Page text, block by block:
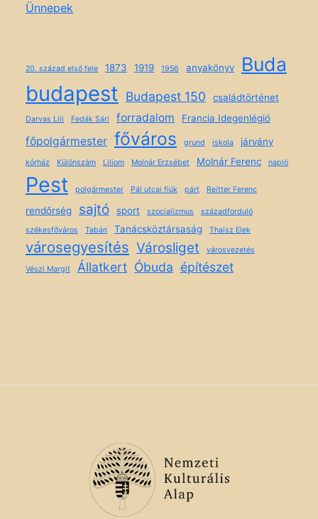
Ünnepek
20. század első fele 1873 1919 1956 anyakönyv Buda
budapest Budapest 150 családtörténet
Darvas Lili Fedák Sári forradalom Francia Idegenlégió
főpolgármester főváros grund iskola járvány
kórház Különszám Liliom Molnár Erzsébet Molnár Ferenc napló
Pest polgármester Pál utcai fiúk párt Reitter Ferenc
rendőrség sajtó sport szocializmus
századforduló
székesfőváros
Tabán Tanácsköztársaság Thaisz Elek
városegyesítés Városliget városvezetés
Vészi Margit Állatkert Óbuda építészet